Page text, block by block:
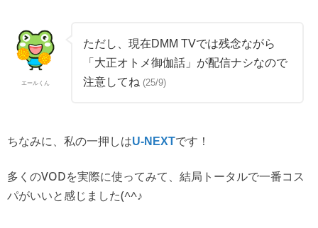
エールくん
ただし、現在DMM TVでは残念ながら
「大正オトメ御伽話」が配信ナシなので
注意してね (25/9)
ちなみに、私の一押しはU-NEXTです！
多くのVODを実際に使ってみて、結局トータルで一番コス
パがいいと感じました(^^♪